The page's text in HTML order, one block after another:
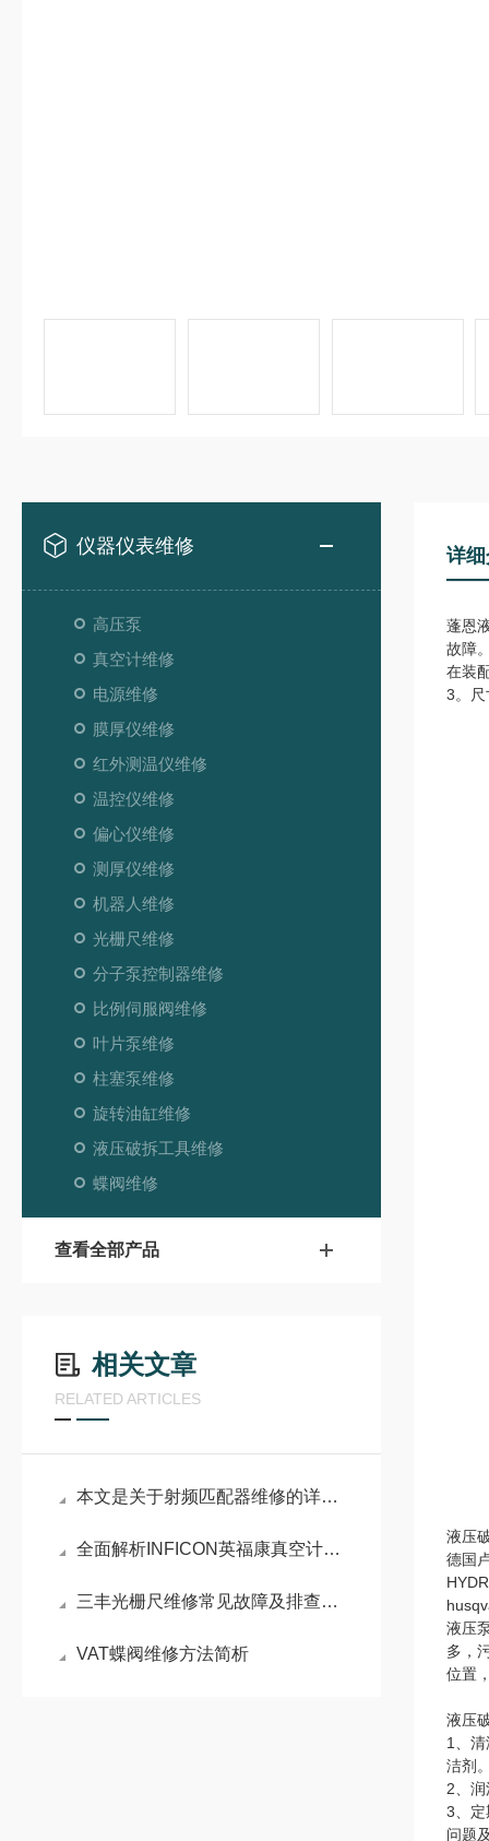
仪器仪表维修
高压泵
真空计维修
电源维修
膜厚仪维修
红外测温仪维修
温控仪维修
偏心仪维修
测厚仪维修
机器人维修
光栅尺维修
分子泵控制器维修
比例伺服阀维修
叶片泵维修
柱塞泵维修
旋转油缸维修
液压破拆工具维修
蝶阀维修
查看全部产品
相关文章
RELATED ARTICLES
本文是关于射频匹配器维修的详细阐述
全面解析INFICON英福康真空计维修技术：从故障诊断到专业维护
三丰光栅尺维修常见故障及排查方法
VAT蝶阀维修方法简析
详
蓬恩
故障
在装
3。
液压
德国
液压
多，
位置
液压
1、
洁剂
2、
3、定
问题